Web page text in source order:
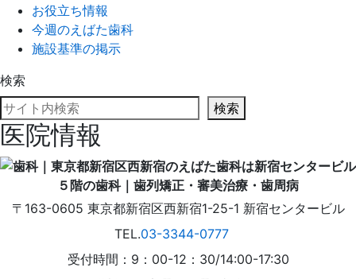
お役立ち情報
今週のえばた歯科
施設基準の掲示
検索
検索
医院情報
〒163-0605 東京都新宿区西新宿1-25-1 新宿センタービル
TEL.03-3344-0777
受付時間：9：00-12：30/14:00-17:30